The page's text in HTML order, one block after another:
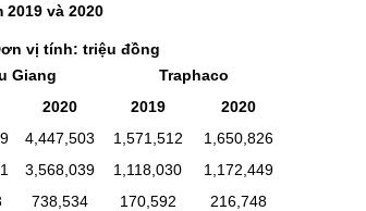
và 2020
đồng
Giang
Traphaco
2020 2019
2020
4,447,503 1,571,512
1,650,826
3,568,039 1,118,030
1,172,449
738,534 170,592
216,748